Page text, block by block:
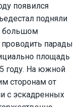
появился
подняли
большом
проводить парады
площадь
году. На южной
сторонам от
с эскадренных